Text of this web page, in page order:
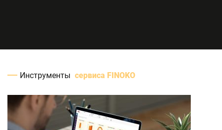
Инструменты сервиса FINOKO